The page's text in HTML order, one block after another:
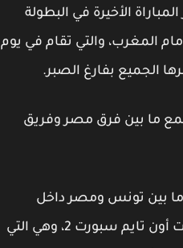
الأخيرة في البطولة
المغرب، والتي تقام في يوم
ما بين فرق مصر وفريق
بين تونس ومصر داخل
بطولة شمال إفريقيا على قنوات أون تايم سبورت 2، وهي التي